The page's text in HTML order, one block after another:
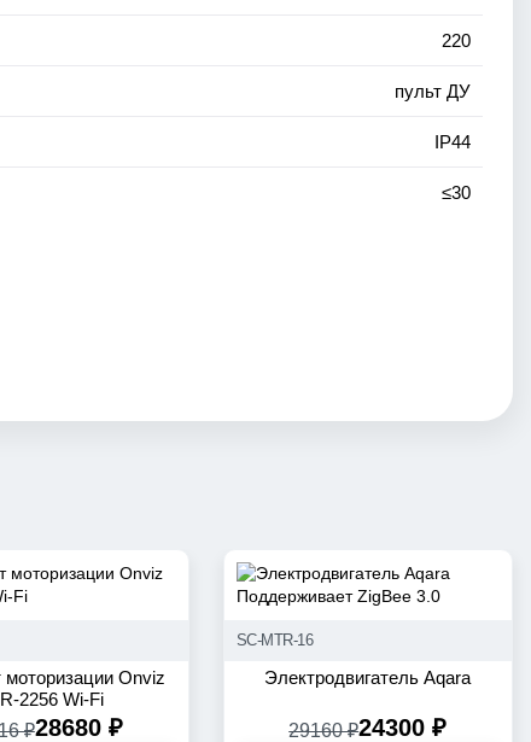
220
пульт ДУ
IP44
≤30
моторизации Onviz
2256 Wi-Fi
₽28680 ₽
Поддерживает ZigBee 3.0
Электродвигатель Aqara
29160 ₽24300 ₽
SC-MTR-16